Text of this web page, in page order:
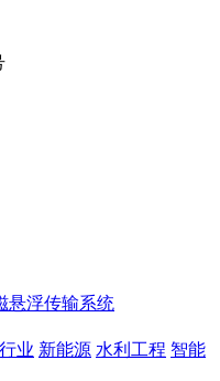
悬浮传输系统
业 新能源 水利工程 智能